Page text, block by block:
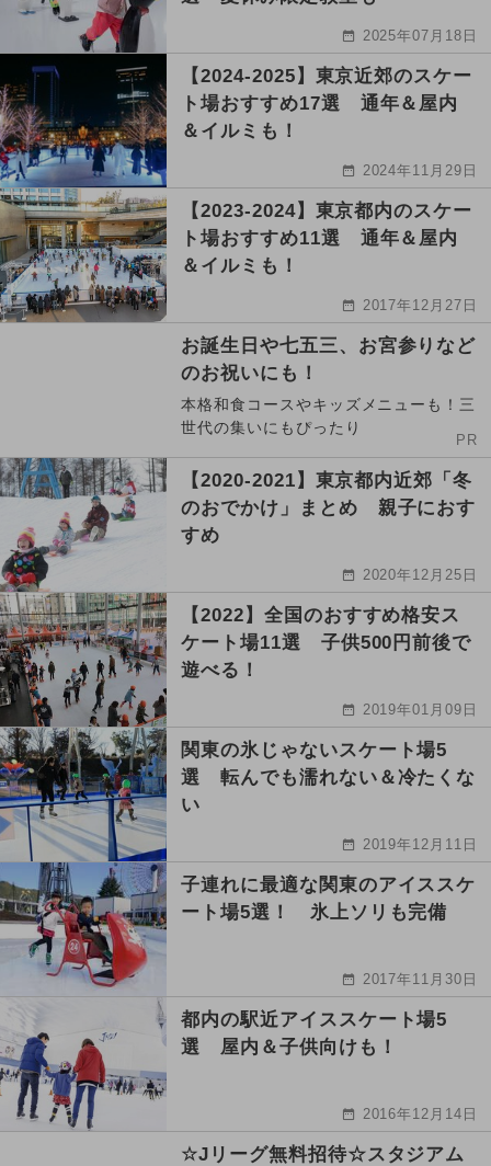
2025年07月18日
【2024-2025】東京近郊のスケー
ト場おすすめ17選 通年＆屋内
＆イルミも！
2024年11月29日
【2023-2024】東京都内のスケー
ト場おすすめ11選 通年＆屋内
＆イルミも！
2017年12月27日
お誕生日や七五三、お宮参りなど
のお祝いにも！
本格和食コースやキッズメニューも！三
世代の集いにもぴったり
PR
【2020-2021】東京都内近郊「冬
のおでかけ」まとめ 親子におす
すめ
2020年12月25日
【2022】全国のおすすめ格安ス
ケート場11選 子供500円前後で
遊べる！
2019年01月09日
関東の氷じゃないスケート場5
選 転んでも濡れない＆冷たくな
い
2019年12月11日
子連れに最適な関東のアイススケ
ート場5選！ 氷上ソリも完備
2017年11月30日
都内の駅近アイススケート場5
選 屋内＆子供向けも！
2016年12月14日
☆Jリーグ無料招待☆スタジアム